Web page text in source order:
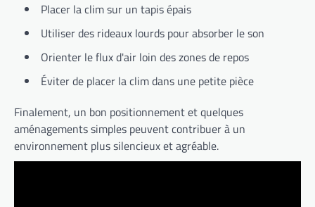
Placer la clim sur un tapis épais
Utiliser des rideaux lourds pour absorber le son
Orienter le flux d'air loin des zones de repos
Éviter de placer la clim dans une petite pièce
Finalement, un bon positionnement et quelques
aménagements simples peuvent contribuer à un
environnement plus silencieux et agréable.